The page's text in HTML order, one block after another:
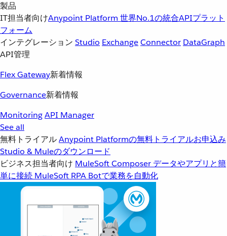
製品
IT担当者向けAnypoint Platform 世界No.1の統合APIプラット
フォーム
インテグレーション Studio ExchangeConnector DataGraph
API管理
Flex Gateway新着情報
Governance新着情報
MonitoringAPI Manager
See all
無料トライアルAnypoint Platformの無料トライアルお申込み
Studio & Muleのダウンロード
ビジネス担当者向け MuleSoft Composer データやアプリと簡
単に接続 MuleSoft RPA Botで業務を自動化